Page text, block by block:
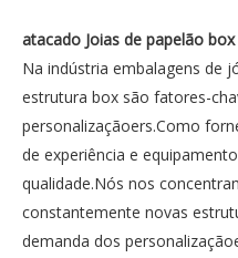
atacado Joias de papelão
Na indústria embalagens de
estrutura box são fatores-
personalizaçãoers.Como
de experiência e
qualidade.Nós nos
constantemente novas
demanda dos